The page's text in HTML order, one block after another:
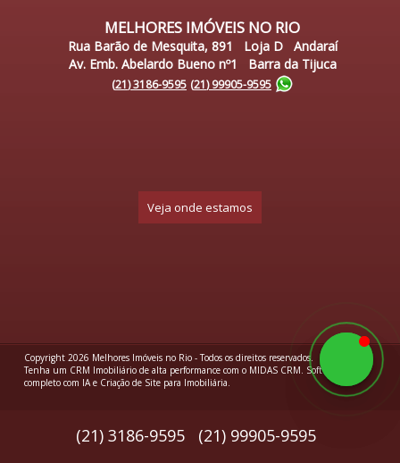
MELHORES IMÓVEIS NO RIO
Rua Barão de Mesquita, 891 Loja D Andaraí
Av. Emb. Abelardo Bueno nº1 Barra da Tijuca
(21)3186-9595 (21)99905-9595
Veja onde estamos
(21)3186-9595 (21)99905-9595
Copyright 2026 Melhores Imóveis no Rio - Todos os direitos reservados.
Tenha um CRM Imobiliário de alta performance com o MIDAS CRM. Software
completo com IAe Criação de Site para Imobiliária.